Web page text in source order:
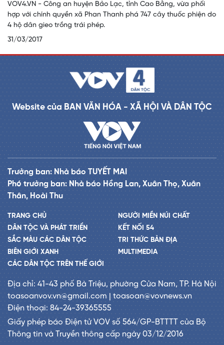
VOV4.VN - Công an huyện Bảo Lạc, tỉnh Cao Bằng, vừa phối
hợp với chính quyền xã Phan Thanh phá 747 cây thuốc phiện do
4 hộ dân gieo trồng trái phép.
31/03/2017
Website của BAN VĂN HÓA - XÃ HỘI VÀ DÂN TỘC
Trưởng ban: Nhà báo TUYẾT MAI
Phó trưởng ban: Nhà báo Hồng Lan, Xuân Thọ, Xuân
Thân, Hoài Thu
TRANG CHỦ
DÂN TỘC VÀ PHÁT TRIỂN
SẮC MÀU CÁC DÂN TỘC
BIÊN GIỚI XANH
CÁC DÂN TỘC TRÊN THẾ GIỚI
NGƯỜI MIỀN NÚI CHẤT
KẾT NỐI 54
TRI THỨC BẢN ĐỊA
MULTIMEDIA
Địa chỉ: 41-43 phố Bà Triệu, phường Cửa Nam, TP. Hà Nội
toasoanvov.vn@gmail.com | toasoan@vovnews.vn
Điện thoại: 84-24-39365555
Giấy phép báo Điện tử VOV số 564/GP-BTTTT của Bộ
Thông tin và Truyền thông cấp ngày 03/12/2016